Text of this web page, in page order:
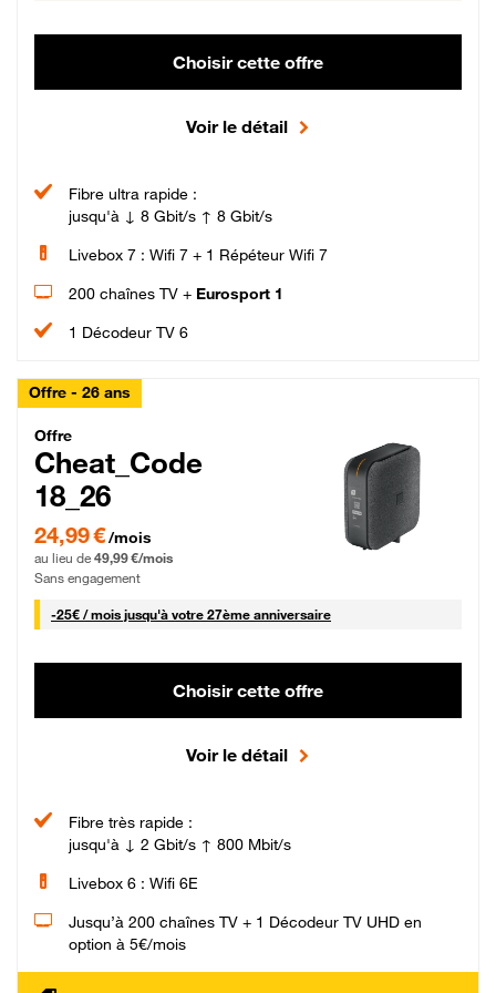
Choisir cette offre
Voir le détail
Fibre ultra rapide :
jusqu'à ↓ 8 Gbit/s ↑ 8 Gbit/s
Livebox 7 : Wifi 7 + 1 Répéteur Wifi 7
200 chaînes TV + Eurosport 1
1 Décodeur TV 6
Offre - 26 ans
Cheat_Code Fibre_18_26
Offre
Cheat_Code
18_26
24,99 € par mois pendant 0 mois puis 49,99 € par mois, Sans engagement
24,99 €/mois
au lieu de 49,99 €/mois
Sans engagement
-25€ / mois25 € par mois
jusqu'à votre 27ème anniversaire
Choisir cette offre
Voir le détail
Fibre très rapide :
jusqu'à ↓ 2 Gbit/s ↑ 800 Mbit/s
Livebox 6 : Wifi 6E
Jusqu’à 200 chaînes TV + 1 Décodeur TV UHD en
option à 5€/mois